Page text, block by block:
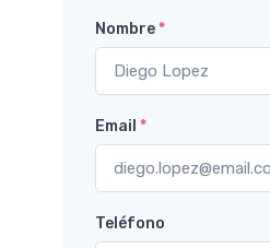
Nombre*
Email *
Teléfono